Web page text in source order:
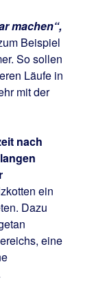
machen“,
Beispiel
So sollen
Läufe in
mit der
nach
ein
Dazu
eine